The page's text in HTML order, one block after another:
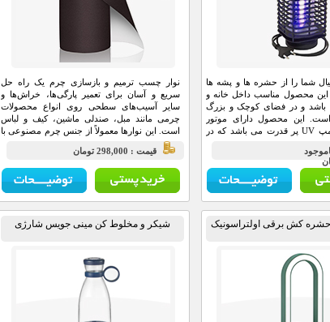
شما را از حشره ها و پشه ها
محصول مناسب داخل خانه و
باشد و در فضای کوچک و بزرگ
است. این محصول دارای موتور
360 درجه و لامپ UV پر قدرت می باشد که در
ها را جذب کند.
نوار چسب ترمیم و بازسازی چرم یک راه حل
سریع و آسان برای تعمیر پارگی‌ها، خراش‌ها و
سایر آسیب‌های سطحی روی انواع محصولات
چرمی مانند مبل، صندلی ماشین، کیف و لباس
است. این نوارها معمولاً از جنس چرم مصنوعی با
یک لایه چسب قوی در پشت ساخته شده‌اند و به
راحتی قابل استفاده هستند.
قيمت : 298,000 تومان
کش برقی اولتراسونیک شیکر و مخلوط کن مینی جویس شارژی